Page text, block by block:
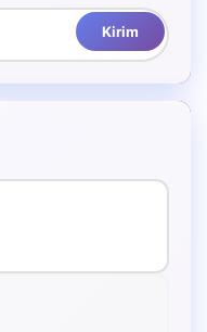
Kirim